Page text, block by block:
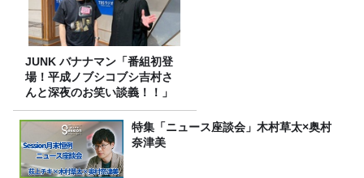
JUNK バナナマン「番組初登
場！平成ノブシコブシ吉村さ
んと深夜のお笑い談義！！」
特集「ニュース座談会」木村草太×奥村
奈津美